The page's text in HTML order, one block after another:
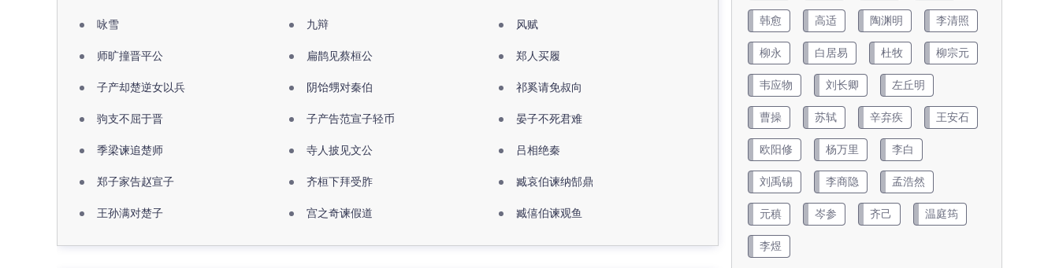
咏雪 九辩 风赋
师旷撞晋平公 扁鹊见蔡桓公 郑人买履
子产却楚逆女以兵 阴饴甥对秦伯 祁奚请免叔向
驹支不屈于晋 子产告范宣子轻币 晏子不死君难
季梁谏追楚师 寺人披见文公 吕相绝秦
郑子家告赵宣子 齐桓下拜受胙 臧哀伯谏纳郜鼎
王孙满对楚子 宫之奇谏假道 臧僖伯谏观鱼
韩愈 高适 陶渊明 李清照
柳永 白居易 杜牧 柳宗元
韦应物 刘长卿 左丘明
曹操 苏轼 辛弃疾 王安石
欧阳修 杨万里 李白
刘禹锡 李商隐 孟浩然
元稹 岑参 齐己 温庭筠
李煜